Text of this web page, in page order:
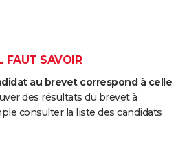
FAUT SAVOIR
au brevet correspond à celle
des résultats du brevet à
consulter la liste des candidats